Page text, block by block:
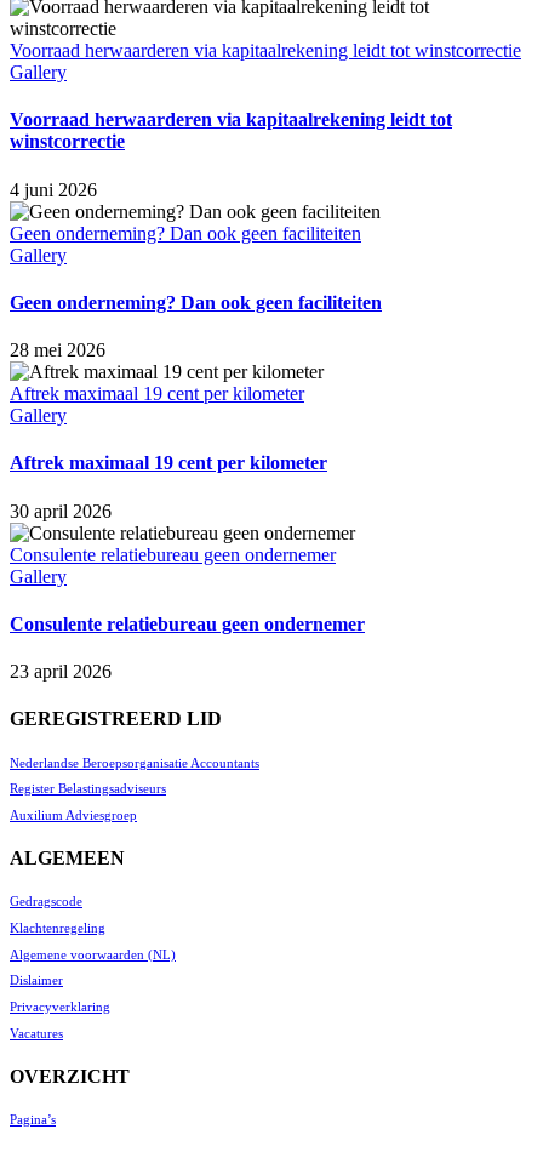
Voorraad herwaarderen via kapitaalrekening leidt tot winstcorrectie
Gallery
Voorraad herwaarderen via kapitaalrekening leidt tot
winstcorrectie
4 juni 2026
Geen onderneming? Dan ook geen faciliteiten
Gallery
Geen onderneming? Dan ook geen faciliteiten
28 mei 2026
Aftrek maximaal 19 cent per kilometer
Gallery
Aftrek maximaal 19 cent per kilometer
30 april 2026
Consulente relatiebureau geen ondernemer
Gallery
Consulente relatiebureau geen ondernemer
23 april 2026
GEREGISTREERD LID
Nederlandse Beroepsorganisatie Accountants
Register Belastingsadviseurs
Auxilium Adviesgroep
ALGEMEEN
Gedragscode
Klachtenregeling
Algemene voorwaarden (NL)
Dislaimer
Privacyverklaring
Vacatures
OVERZICHT
Pagina’s